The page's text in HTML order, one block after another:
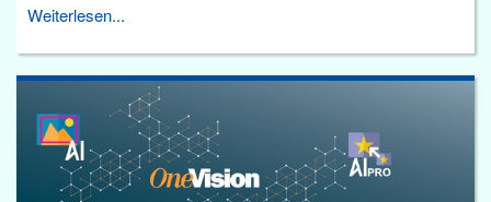
Weiterlesen...